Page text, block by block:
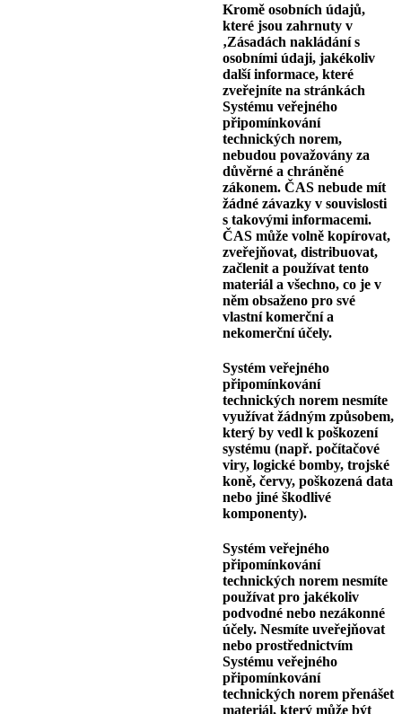
Kromě osobních údajů,
které jsou zahrnuty v
‚Zásadách nakládání s
osobními údaji, jakékoliv
další informace, které
zveřejníte na stránkách
Systému veřejného
připomínkování
technických norem,
nebudou považovány za
důvěrné a chráněné
zákonem. ČAS nebude mít
žádné závazky v souvislosti
s takovými informacemi.
ČAS může volně kopírovat,
zveřejňovat, distribuovat,
začlenit a používat tento
materiál a všechno, co je v
něm obsaženo pro své
vlastní komerční a
nekomerční účely.
Systém veřejného
připomínkování
technických norem nesmíte
využívat žádným způsobem,
který by vedl k poškození
systému (např. počítačové
viry, logické bomby, trojské
koně, červy, poškozená data
nebo jiné škodlivé
komponenty).
Systém veřejného
připomínkování
technických norem nesmíte
používat pro jakékoliv
podvodné nebo nezákonné
účely. Nesmíte uveřejňovat
nebo prostřednictvím
Systému veřejného
připomínkování
technických norem přenášet
materiál, který může být